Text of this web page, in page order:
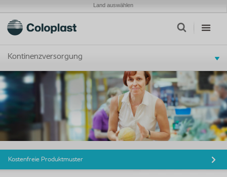
Land auswählen
Kontinenzversorgung
Kostenfreie Produktmuster